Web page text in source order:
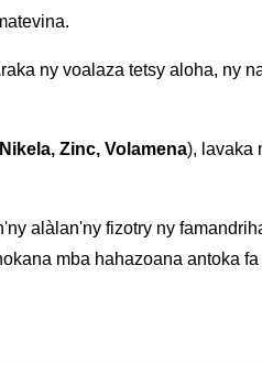
ny voalaza tetsy aloha, ny
Nikela, Zinc, Volamena), lavaka
alàlan'ny fizotry ny
mba hahazoana antoka